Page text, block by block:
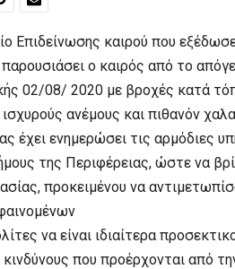
Επιδείνωσης καιρού που
ο καιρός από το
02/08/ 2020 με βροχές κατά
ανέμους και πιθανόν
έχει ενημερώσει τις αρμόδιες
της Περιφέρειας, ώστε να
προκειμένου να
να είναι ιδιαίτερα
που προέρχονται από